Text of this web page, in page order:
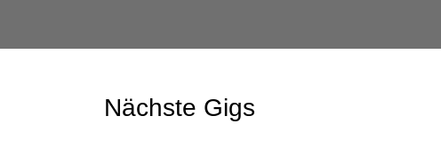
Nächste Gigs